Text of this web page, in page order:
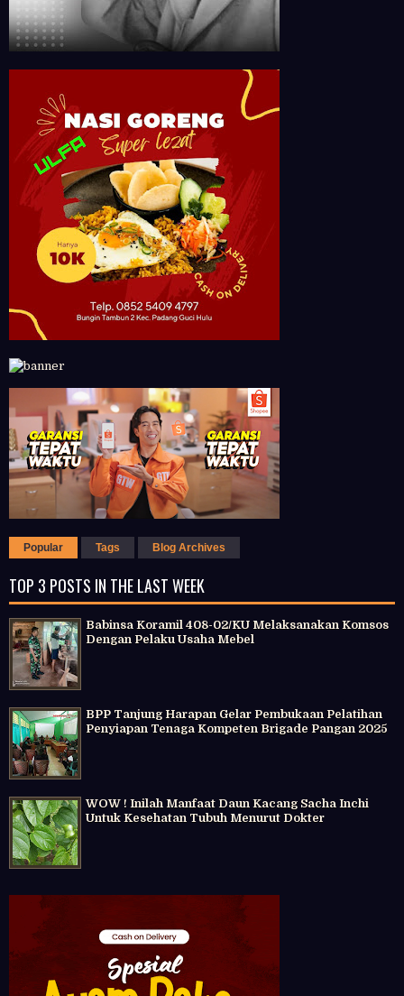
Popular Tags Blog Archives
TOP 3 POSTS IN THE LAST WEEK
Babinsa Koramil 408-02/KU Melaksanakan Komsos
Dengan Pelaku Usaha Mebel
BPP Tanjung Harapan Gelar Pembukaan Pelatihan
Penyiapan Tenaga Kompeten Brigade Pangan 2025
WOW ! Inilah Manfaat Daun Kacang Sacha Inchi
Untuk Kesehatan Tubuh Menurut Dokter